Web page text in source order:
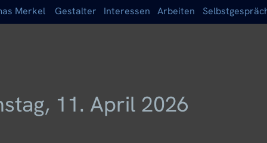
Merkel Gestalter Interessen Arbeiten
11. April 2026